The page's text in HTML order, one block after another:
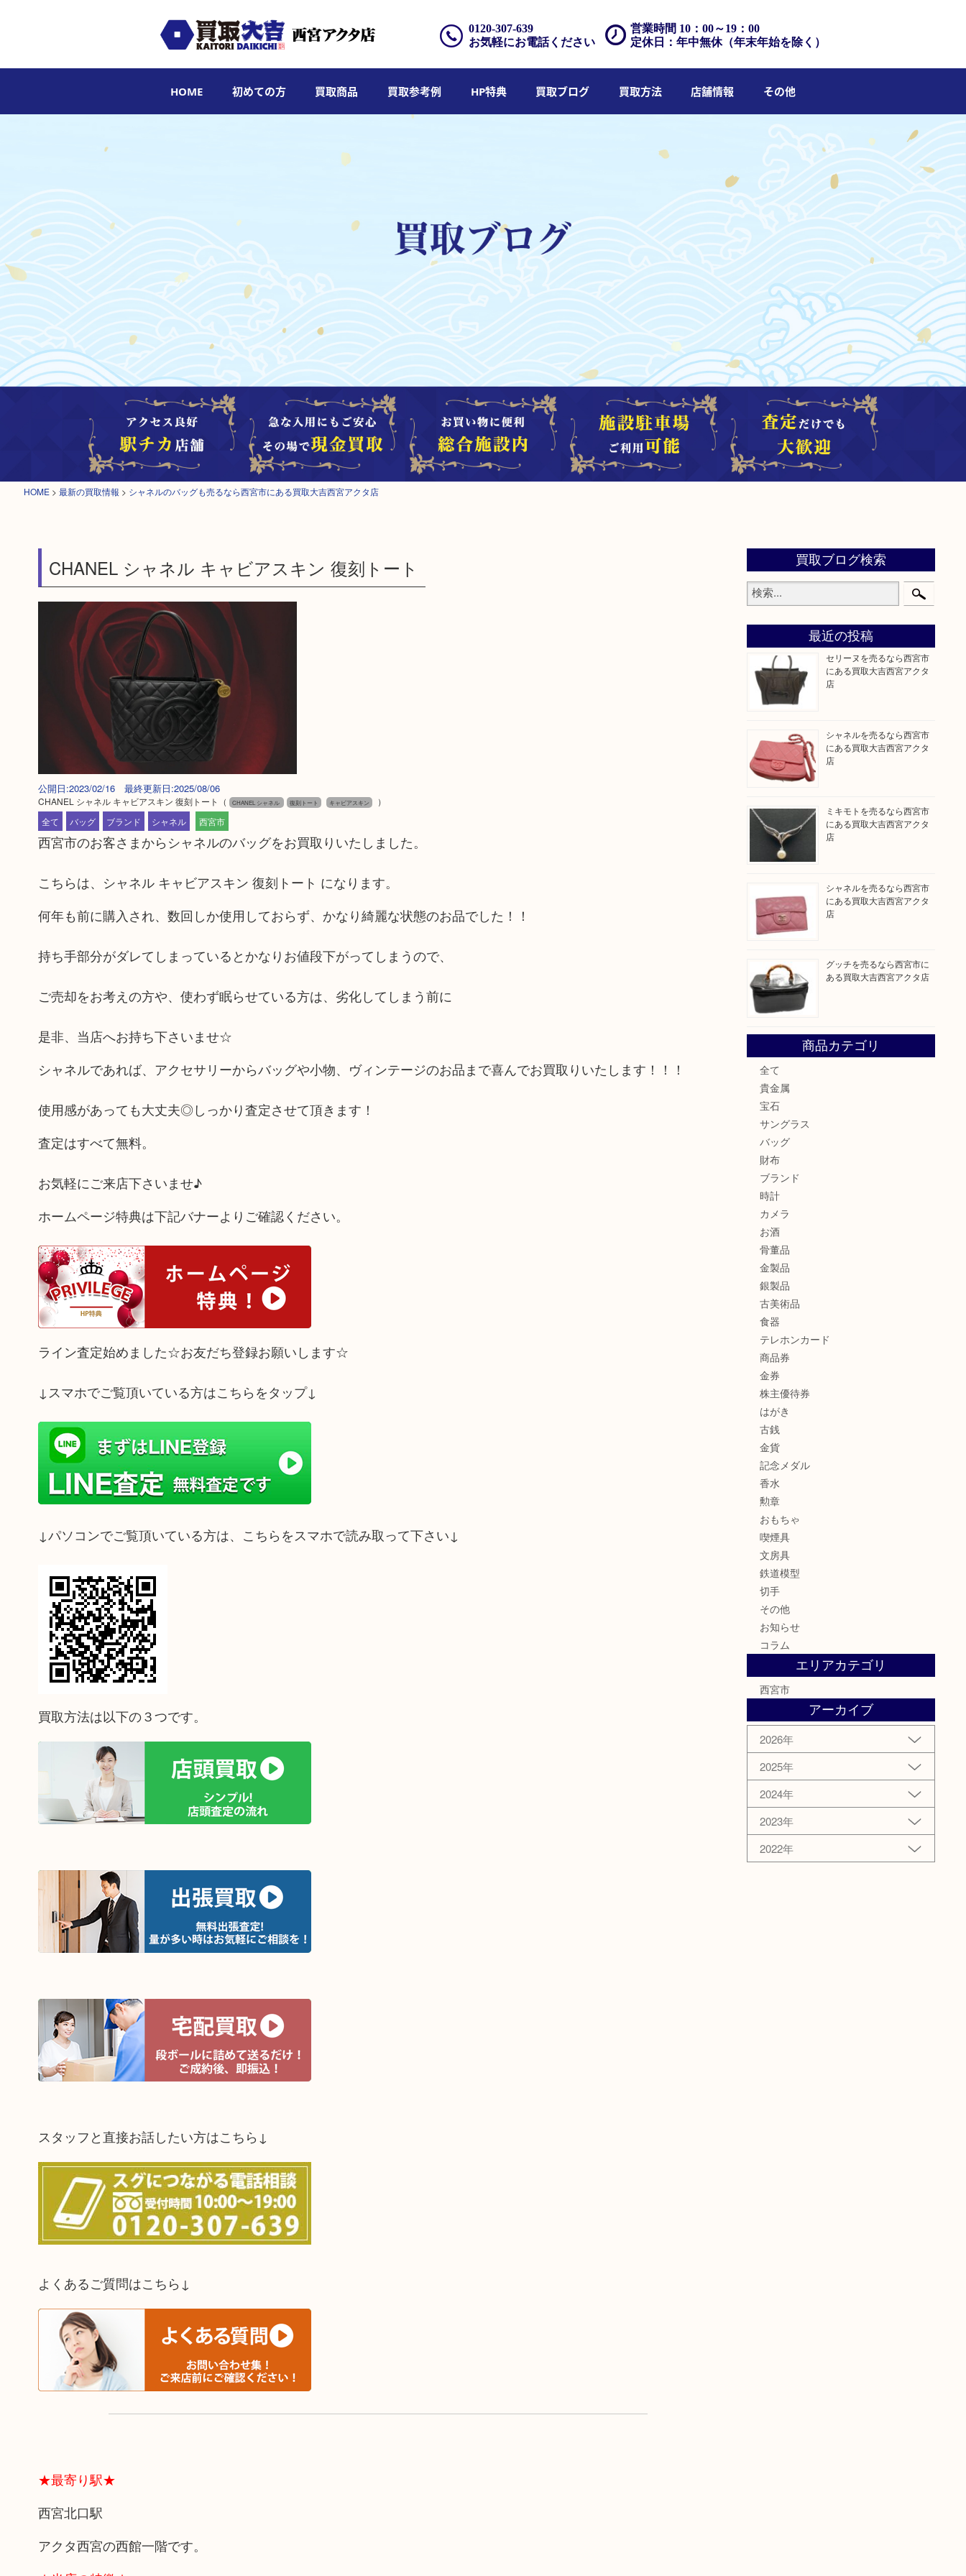
営業時間 10：00～19：00
定休日：年中無休（年末年始を除く）
0120-307-639
お気軽にお電話ください
HOME 初めての方 買取商品 買取参考例 HP特典 買取ブログ 買取方法 店舗情報 その他
HOME > 最新の買取情報 > シャネルのバッグも売るなら西宮市にある買取大吉西宮アクタ店
CHANEL シャネル キャビアスキン 復刻トート
公開日:2023/02/16 最終更新日:2025/08/06
CHANEL シャネル キャビアスキン 復刻トート （ CHANEL シャネル 復刻トート キャビアスキン
）
全て
バッグ ブランド シャネル 西宮市
西宮市のお客さまからシャネルのバッグをお買取りいたしました。
こちらは、シャネル キャビアスキン 復刻トート になります。
何年も前に購入され、数回しか使用しておらず、かなり綺麗な状態のお品でした！！
持ち手部分がダレてしまっているとかなりお値段下がってしまうので、
ご売却をお考えの方や、使わず眠らせている方は、劣化してしまう前に
是非、当店へお持ち下さいませ☆
シャネルであれば、アクセサリーからバッグや小物、ヴィンテージのお品まで喜んでお買取りいたします！！！
使用感があっても大丈夫◎しっかり査定させて頂きます！
査定はすべて無料。
お気軽にご来店下さいませ♪
ホームページ特典は下記バナーよりご確認ください。
ライン査定始めました☆お友だち登録お願いします☆
↓スマホでご覧頂いている方はこちらをタップ↓
↓パソコンでご覧頂いている方は、こちらをスマホで読み取って下さい↓
買取方法は以下の３つです。
スタッフと直接お話したい方はこちら↓
よくあるご質問はこちら↓
★最寄り駅★
西宮北口駅
アクタ西宮の西館一階です。
買取ブログ検索
最近の投稿
セリーヌを売るなら西宮市
にある買取大吉西宮アクタ
店
シャネルを売るなら西宮市
にある買取大吉西宮アクタ
店
ミキモトを売るなら西宮市
にある買取大吉西宮アクタ
店
シャネルを売るなら西宮市
にある買取大吉西宮アクタ
店
グッチを売るなら西宮市に
ある買取大吉西宮アクタ店
商品カテゴリ
全て
貴金属
宝石
サングラス
バッグ
財布
ブランド
時計
カメラ
お酒
骨董品
金製品
銀製品
古美術品
食器
テレホンカード
商品券
金券
株主優待券
はがき
古銭
金貨
記念メダル
香水
勲章
おもちゃ
喫煙具
文房具
鉄道模型
切手
その他
お知らせ
コラム
エリアカテゴリ
西宮市
アーカイブ
2026年
2025年
2024年
2023年
2022年